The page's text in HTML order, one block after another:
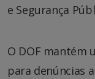
e Segurança
O DOF mantém
para denúncias